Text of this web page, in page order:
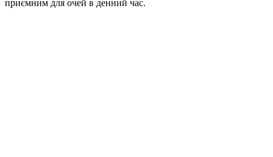
приємним для очей в денний час.